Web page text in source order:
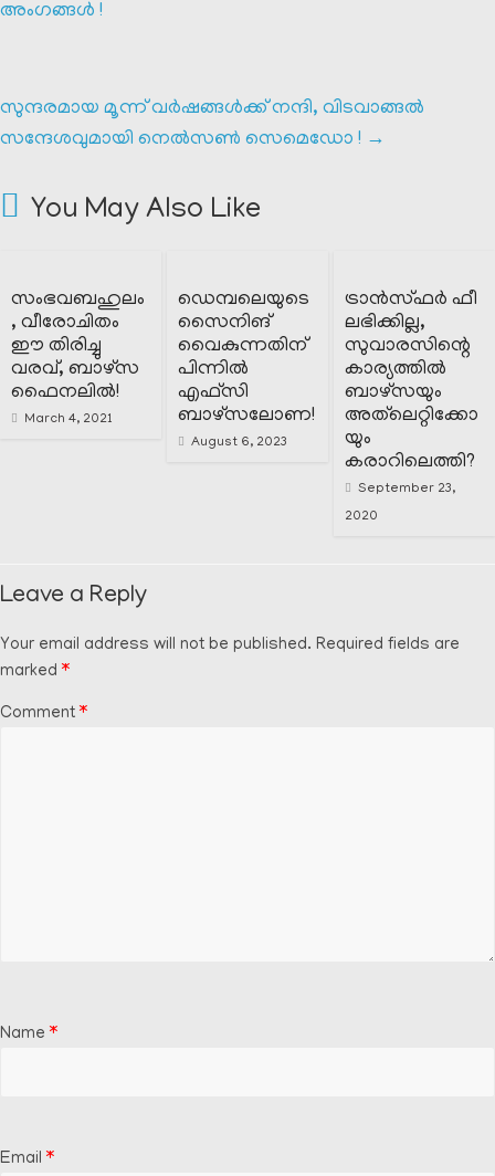
അംഗങ്ങൾ !
സുന്ദരമായ മൂന്ന് വർഷങ്ങൾക്ക് നന്ദി, വിടവാങ്ങൽ
സന്ദേശവുമായി നെൽസൺ സെമെഡോ ! →
You May Also Like
സംഭവബഹുലം
, വീരോചിതം
ഈ തിരിച്ചു
വരവ്, ബാഴ്സ
ഫൈനലിൽ!
March 4, 2021
ഡെമ്പലെയുടെ
സൈനിങ്
വൈകുന്നതിന്
പിന്നിൽ
എഫ്സി
ബാഴ്സലോണ!
August 6, 2023
ട്രാൻസ്ഫർ ഫീ
ലഭിക്കില്ല,
സുവാരസിന്റെ
കാര്യത്തിൽ
ബാഴ്‌സയും
അത്‌ലെറ്റിക്കോ
യും
കരാറിലെത്തി?
September 23,
2020
Leave a Reply
Your email address will not be published. Required fields are
marked *
Comment *
Name *
Email *